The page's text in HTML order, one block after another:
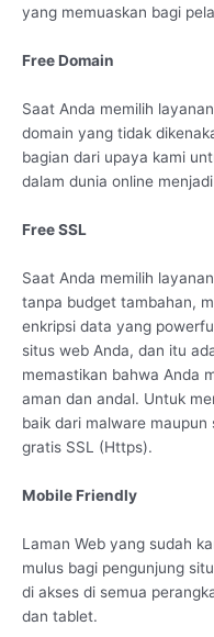
yang memuaskan bagi
Free Domain
Saat Anda memilih
domain yang tidak
bagian dari upaya kami
dalam dunia online
Free SSL
Saat Anda memilih
tanpa budget tambahan,
enkripsi data yang
situs web Anda, dan itu
memastikan bahwa Anda
aman dan andal. Untuk
baik dari malware maupun
gratis SSL (Https).
Mobile Friendly
Laman Web yang sudah
mulus bagi pengunjung
di akses di semua
dan tablet.